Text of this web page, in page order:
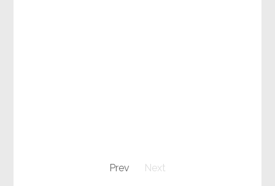
Prev Next